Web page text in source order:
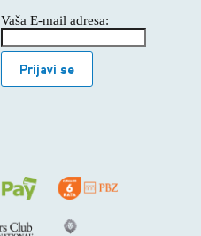
Vaša E-mail adresa:
Prijavi se